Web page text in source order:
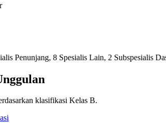
Penunjang, 8 Spesialis Lain, 2 Subspesialis
klasifikasi Kelas B.